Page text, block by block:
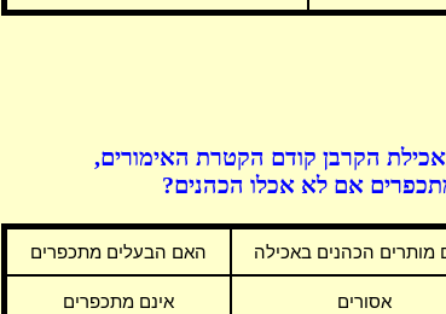
הקרבן קודם הקטרת האימורים,
אם לא אכלו הכהנים?
מותרים הכהנים באכילה האם הבעלים מתכפרים
אסורים אינם מתכפרים